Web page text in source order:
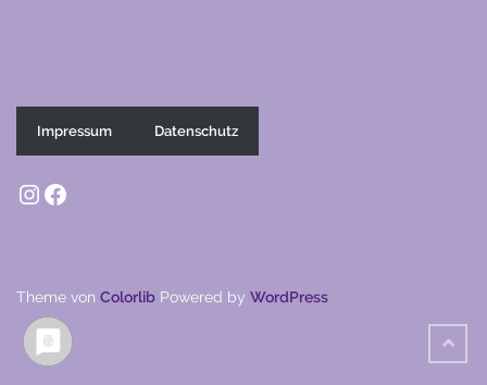
Impressum Datenschutz
Instagram
Facebook
Theme von Colorlib Powered by WordPress